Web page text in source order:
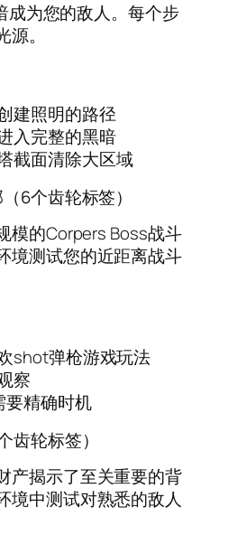
成为您的敌人。每个步
。
建照明的路径
入完整的黑暗
截面清除大区域
6个齿轮标签）
模的Corpers Boss战斗
境测试您的近距离战斗
shot弹枪游戏玩法
察
要精确时机
齿轮标签）
产揭示了至关重要的背
境中测试对熟悉的敌人